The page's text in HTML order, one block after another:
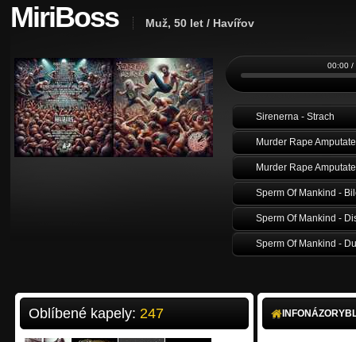
MiriBoss Muž, 50 let / Havířov
00:00 /
Sirenerna - Strach
Sperm Of Mankind -
Oblíbené kapely: 247 INFONÁZORY